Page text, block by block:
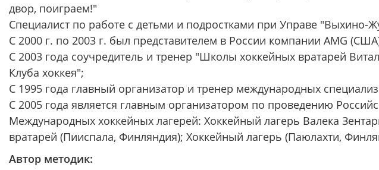
двор, поиграем!"
Специалист по работе с детьми и подростками при Управе
С 2000 г. по 2003 г. был представителем в России компании AMG
С 2003 года соучредитель и тренер "Школы хоккейных вратарей
Клуба хоккея";
С 1995 года главный организатор и тренер международных
С 2005 года является главным организатором по проведению
Международных хоккейных лагерей: Хоккейный лагерь Валека
вратарей (Пииспала, Финляндия); Хоккейный лагерь (Паюлахти,
Автор методик: